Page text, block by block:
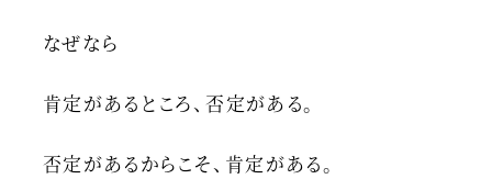
なぜなら
肯定があるところ、否定がある。
否定があるからこそ、肯定がある。